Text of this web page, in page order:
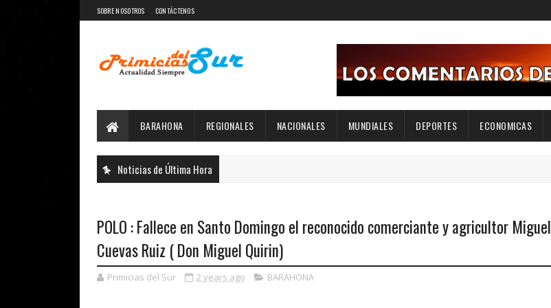
SOBRE NOSOTROS CONTÁCTENOS
BARAHONA REGIONALES NACIONALES MUNDIALES DEPORTES ECONOMICAS
Noticias de Última Hora
POLO : Fallece en Santo Domingo el reconocido comerciante y agricultor Miguel
Cuevas Ruiz ( Don Miguel Quirin)
Primicias del Sur 2 years ago BARAHONA